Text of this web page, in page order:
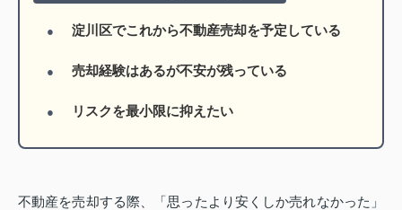
淀川区でこれから不動産売却を予定している
売却経験はあるが不安が残っている
リスクを最小限に抑えたい
不動産を売却する際、「思ったより安くしか売れなかった」